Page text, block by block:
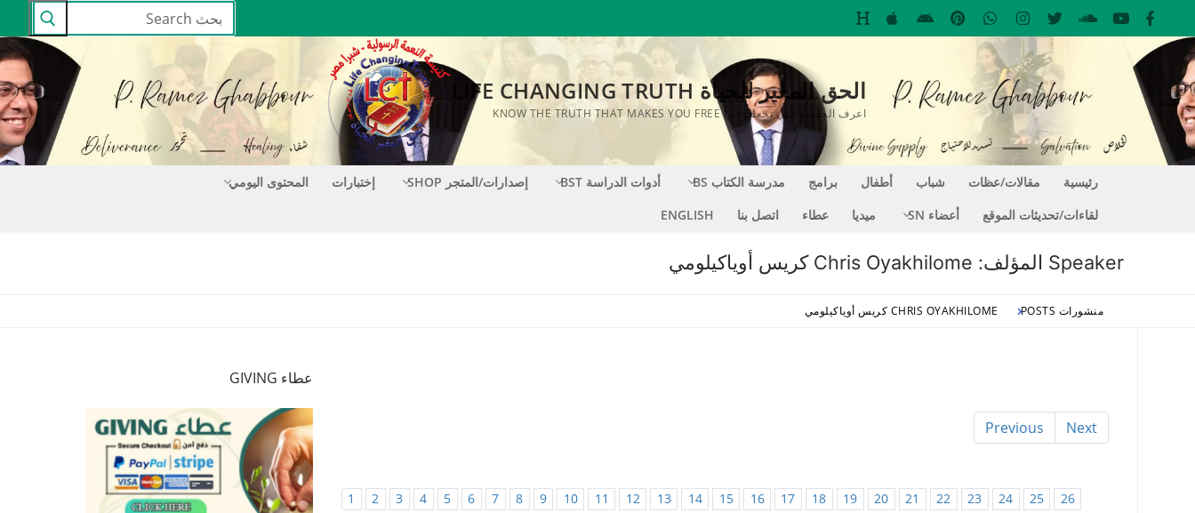
إلى
المحتوى
البحث
عن:
الحق المغير للحياة LIFE CHANGING TRUTH
اعرف الحقيقة التي تجعلك حراً KNOW THE TRUTH THAT MAKES YOU FREE
رئيسية مقالات/عظات شباب أطفال برامج مدرسة الكتاب BS أدوات الدراسة BST إصدارات/المتجر SHOP إختبارات
المحتوى اليومي
لقاءات/تحديثات الموقع
أعضاء SN ميديا عطاء اتصل بنا ENGLISH
Speaker المؤلف: Chris Oyakhilome كريس أوياكيلومي
منشورات POSTS CHRIS OYAKHILOME كريس أوياكيلومي
Previous Next
1 2 3 4 5 6 7 8 9 10 11 12 13 14 15 16 17 18 19 20 21 22 23 24 25
26
عطاء GIVING